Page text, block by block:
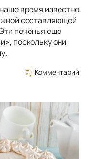
время известно
составляющей
печенья еще
поскольку они
Комментарий